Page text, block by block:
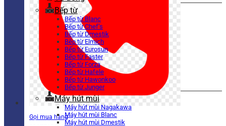
Gọi mua hàng
Bếp từ
Bếp từ Blanc
Bếp từ Chef’s
Bếp từ Dmestik
Bếp từ Elmich
Bếp từ Eurosun
Bếp từ Faster
Bếp từ Forza
Bếp từ Hafele
Bếp từ Hawonkoo
Bếp từ Junger
Máy hút mùi
Máy hút mùi Nagakawa
Máy hút mùi Blanc
Máy hút mùi Dmestik